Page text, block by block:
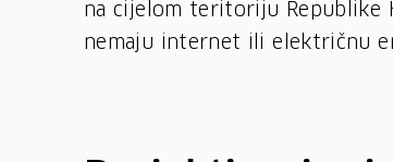
na cijelom teritoriju Republike
nemaju internet ili električnu